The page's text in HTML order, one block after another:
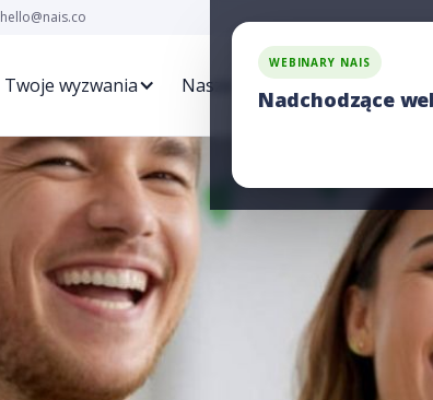
hello@nais.co
Twoje wyzwania Nasze rozwiązania
WEBINARY NAIS
Nadchodzące